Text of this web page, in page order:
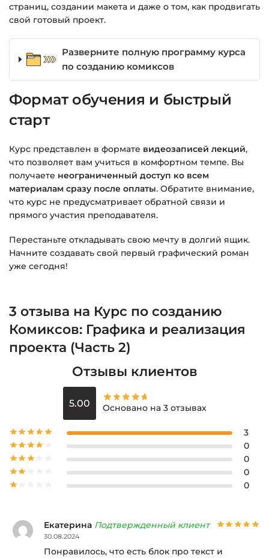
страниц, создании макета и даже о том, как продвигать
свой готовый проект.
Разверните полную программу курса
по созданию комиксов
Формат обучения и быстрый
старт
Курс представлен в формате видеозаписей лекций,
что позволяет вам учиться в комфортном темпе. Вы
получаете неограниченный доступ ко всем
материалам сразу после оплаты. Обратите внимание,
что курс не предусматривает обратной связи и
прямого участия преподавателя.
Перестаньте откладывать свою мечту в долгий ящик.
Начните создавать свой первый графический роман
уже сегодня!
3 отзыва на Курс по созданию
Комиксов: Графика и реализация
проекта (Часть 2)
Отзывы клиентов
5.00 Основано на 3 отзывах
3
0
0
0
0
Екатерина Подтвержденный клиент
30.08.2024
Понравилось, что есть блок про текст и